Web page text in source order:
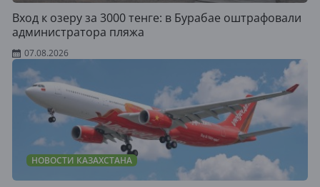
Вход к озеру за 3000 тенге: в Бурабае оштрафовали
администратора пляжа
07.08.2026
НОВОСТИ КАЗАХСТАНА